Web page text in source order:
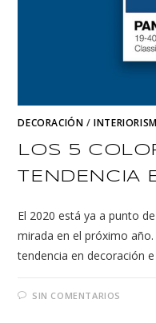
DECORACIÓN /
LOS 5
TENDENCIA
El 2020 está ya a punto
mirada en el próximo
tendencia en decoración
SIN COMENTARIOS